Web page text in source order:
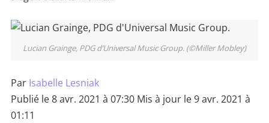
Lucian Grainge, PDG d’Universal Music Group. (©Miller Mobley)
Par Isabelle Lesniak
Publié le 8 avr. 2021 à 07:30 Mis à jour le 9 avr. 2021 à
01:11